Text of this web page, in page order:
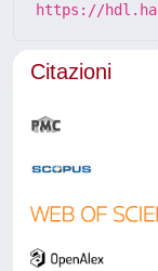
https://
Citazioni